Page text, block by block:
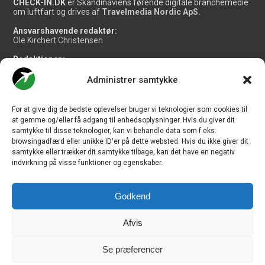
Administrer samtykke
For at give dig de bedste oplevelser bruger vi teknologier som cookies til
at gemme og/eller få adgang til enhedsoplysninger. Hvis du giver dit
samtykke til disse teknologier, kan vi behandle data som f.eks.
browsingadfærd eller unikke ID'er på dette websted. Hvis du ikke giver dit
samtykke eller trækker dit samtykke tilbage, kan det have en negativ
indvirkning på visse funktioner og egenskaber.
Godkend
Afvis
Se præferencer
CHECK-IN.DK er Skandinaviens førende digitale branchemedie
om luftfart og drives af Travelmedia Nordic ApS.
Ansvarshavende redaktør:
Ole Kirchert Christensen
Redaktionen:
Christian Granhøj Skouboe
Henrik Baumgarten
Danny Longhi Andreasen
Salg og jobannoncer:
salg@travelmedianordic.com
Vi tager ansvar for indholdet og er tilmeldt